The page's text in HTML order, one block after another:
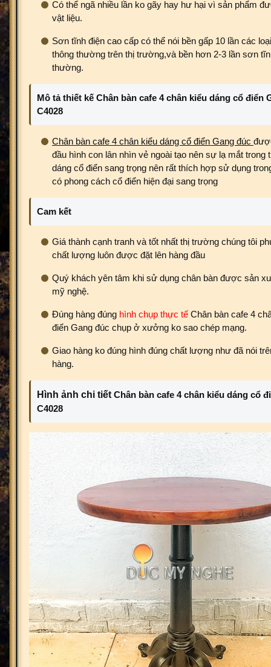
Có thể ngã nhiều lần ko gãy hay hư hại vì sản phẩm
vật liệu.
Sơn tĩnh điện cao cấp có thể nói bền gấp 10 lần các
thông thường trên thị trường,và bền hơn 2-3 lần sơn
thường.
Mô tả thiết kế Chân bàn cafe 4 chân kiểu dáng cổ điển
C4028
Chân bàn cafe 4 chân kiểu dáng cổ điển Gang đúc
đầu hình con lân nhìn vẻ ngoài tạo nên sự lạ mắt trong
dáng cổ điển sang trọng nên rất thích hợp sử dụng
có phong cách cổ điển hiện đại sang trọng
Cam kết
Giá thành cạnh tranh và tốt nhất thị trường chúng tôi
chất lượng luôn được đặt lên hàng đầu
Quý khách yên tâm khi sử dụng chân bàn được sản
mỹ nghệ.
Đúng hàng đúng hình chụp thực tế Chân bàn cafe 4
điển Gang đúc chụp ở xưởng ko sao chép mạng.
Giao hàng ko đúng hình đúng chất lượng như đã nói
hàng.
Hình ảnh chi tiết Chân bàn cafe 4 chân kiểu dáng cổ
C4028